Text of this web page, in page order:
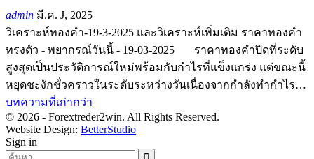
admin มี.ค. J, 2025
วิเคราะห์ทองคำ-19-3-2025 และวิเคราะห์เพิ่มเติม ราคาทองคำ
ทรงตัว - พยากรณ์วันนี้ - 19-03-2025 ราคาทองคำปิดที่ระดับ
สูงสุดเป็นประวัติการณ์ใหม่พร้อมกับกำไรที่แข็งแกร่ง แต่ขณะนี้
หยุดชะงักชั่วคราวในระดับระหว่างวันเนื่องจากกำลังทำกำไร…
บทความที่เก่ากว่า
© 2026 - Forextreder2win. All Rights Reserved.
Website Design: BetterStudio
Sign in